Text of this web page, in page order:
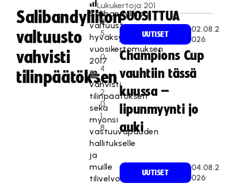
Salibandyliiton
valtuusto
vahvisti
tilinpäätöksen
2
5
.
0
4
.
2
0
1
8
Lukukertoja:201
Salibandyliiton
valtuusto
hyväksyi
vuosikertomuksen
2017
ja
vahvisti
tilinpäätöksen
sekä
myönsi
vastuuvapauden
hallitukselle
ja
muille
tilivelvollisille
SUOSITTUA
UUTISET
02.08.2
026
Champions Cup
vauhtiin tässä
kuussa –
lipunmyynti jo
auki
UUTISET
04.08.2
026